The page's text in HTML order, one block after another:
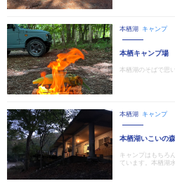
本栖湖 キャンプ
本栖キャンプ場
本栖湖のそばで思
本栖湖 キャンプ
本栖湖いこいの
キャンプはもちろ
ています。本栖湖